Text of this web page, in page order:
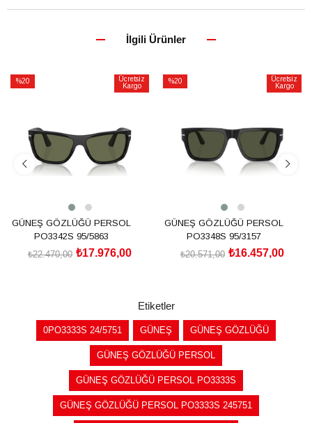
İlgili Ürünler
%20
Ücretsiz
Kargo
GÜNEŞ GÖZLÜĞÜ PERSOL
PO3342S 95/5863
₺17.976,00
₺22.470,00
%20
Ücretsiz
Kargo
GÜNEŞ GÖZLÜĞÜ PERSOL
PO3348S 95/3157
₺16.457,00
₺20.571,00
Etiketler
0PO3333S 24/5751 GÜNEŞ GÜNEŞ GÖZLÜĞÜ
GÜNEŞ GÖZLÜĞÜ PERSOL
GÜNEŞ GÖZLÜĞÜ PERSOL PO3333S
GÜNEŞ GÖZLÜĞÜ PERSOL PO3333S 245751